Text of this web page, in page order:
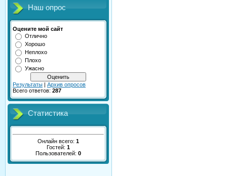
Наш опрос
Оцените мой сайт
Отлично
Хорошо
Неплохо
Плохо
Ужасно
Результаты | Архив опросов
Всего ответов: 287
Статистика
Онлайн всего: 1
Гостей: 1
Пользователей: 0